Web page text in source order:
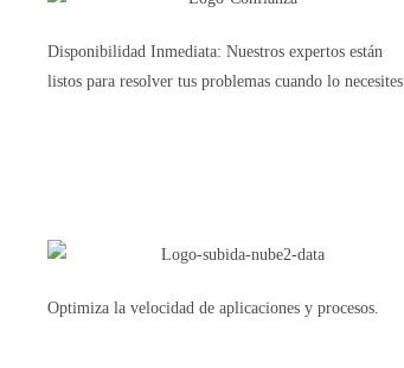
Disponibilidad Inmediata: Nuestros expertos están
listos para resolver tus problemas cuando lo necesites.
Optimiza la velocidad de aplicaciones y procesos.